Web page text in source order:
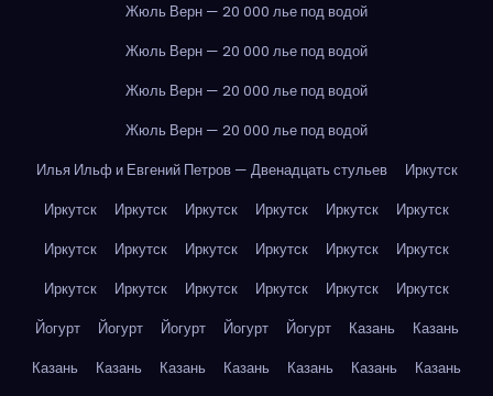
Жюль Верн — 20 000 лье под водой
Жюль Верн — 20 000 лье под водой
Жюль Верн — 20 000 лье под водой
Жюль Верн — 20 000 лье под водой
Илья Ильф и Евгений Петров — Двенадцать стульев
Иркутск
Иркутск
Иркутск Иркутск Иркутск Иркутск
Иркутск
Иркутск
Иркутск Иркутск Иркутск Иркутск
Иркутск
Иркутск
Иркутск Иркутск Иркутск Иркутск
Иркутск
Йогурт
Йогурт Йогурт Йогурт Йогурт Казань
Казань
Казань
Казань Казань Казань Казань Казань
Казань